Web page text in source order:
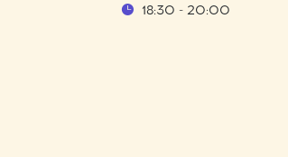
18:30 - 20:00